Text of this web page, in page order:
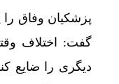
پزشکیان وفاق
گفت: اختلاف
دیگری را ضایع